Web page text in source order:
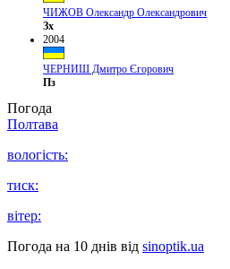
ЧИЖОВ Олександр Олександрович
Зх
2004
ЧЕРНИШ Дмитро Єгорович
Пз
Погода
Полтава
вологість:
тиск:
вітер:
Погода на 10 днів від sinoptik.ua